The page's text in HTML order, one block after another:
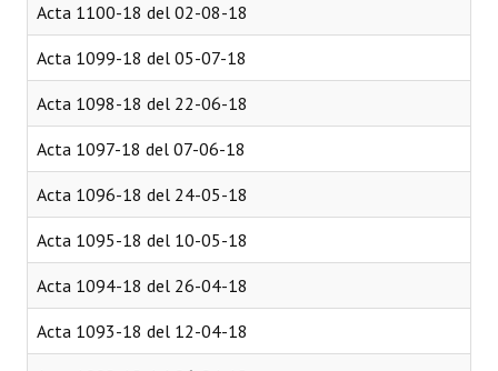
Acta 1100-18 del 02-08-18
Acta 1099-18 del 05-07-18
Acta 1098-18 del 22-06-18
Acta 1097-18 del 07-06-18
Acta 1096-18 del 24-05-18
Acta 1095-18 del 10-05-18
Acta 1094-18 del 26-04-18
Acta 1093-18 del 12-04-18